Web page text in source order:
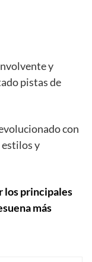
y
pistas de
con
y
los principales
más